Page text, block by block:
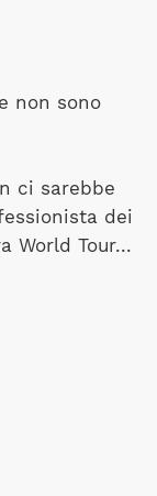
non sono
ci sarebbe
dei
World Tour...